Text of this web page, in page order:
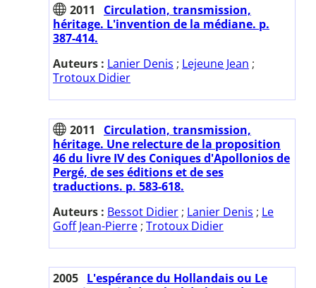
2011
Circulation, transmission,
héritage. L'invention de la médiane. p.
387-414.
Auteurs : Lanier Denis ; Lejeune Jean ;
Trotoux Didier
2011
Circulation, transmission,
héritage. Une relecture de la proposition
46 du livre IV des Coniques d'Apollonios de
Pergé, de ses éditions et de ses
traductions. p. 583-618.
Auteurs : Bessot Didier ; Lanier Denis ; Le
Goff Jean-Pierre ; Trotoux Didier
2005 L'espérance du Hollandais ou Le